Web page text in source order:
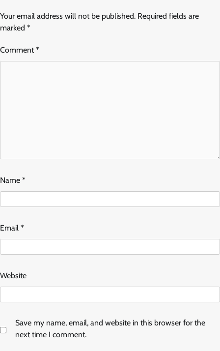
Your email address will not be published. Required fields are
marked *
Comment*
Name *
Email *
Website
Save my name, email, and website in this browser for the
next time I comment.